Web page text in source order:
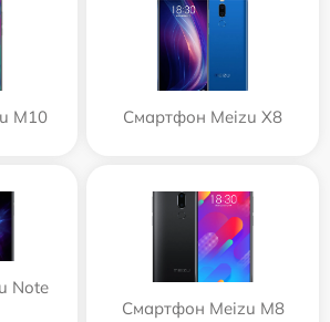
M10 Смартфон Meizu X8
Note
Смартфон Meizu M8